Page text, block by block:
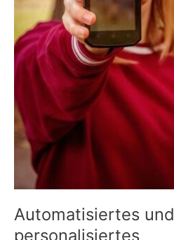
Automatisiertes und
personalisiertes